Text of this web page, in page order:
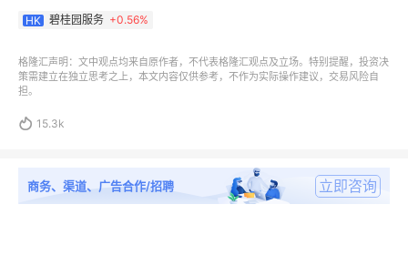
HK 碧桂园服务 +0.56%
格隆汇声明：文中观点均来自原作者，不代表格隆汇观点及立场。特别提醒，投资决
策需建立在独立思考之上，本文内容仅供参考，不作为实际操作建议，交易风险自
担。
 15.3k
商务、渠道、广告合作/招聘 立即咨询